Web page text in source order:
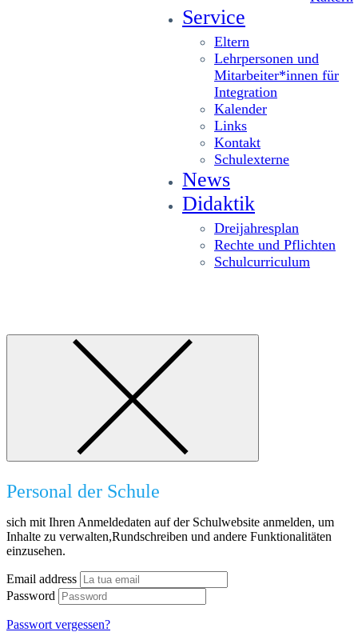
Service
Eltern
Lehrpersonen und
Mitarbeiter*innen für
Integration
Kalender
Links
Kontakt
Schulexterne
News
Didaktik
Dreijahresplan
Rechte und Pflichten
Schulcurriculum
Personal der Schule
sich mit Ihren Anmeldedaten auf der Schulwebsite anmelden, um
Inhalte zu verwalten,Rundschreiben und andere Funktionalitäten
einzusehen.
Email address
Password
Passwort vergessen?